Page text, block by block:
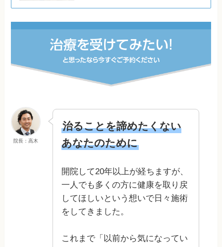
院長：高木
治ることを諦めたくない
あなたのために
開院して20年以上が経ちますが、
一人でも多くの方に健康を取り戻
してほしいという想いで日々施術
をしてきました。
これまで「以前から気になってい